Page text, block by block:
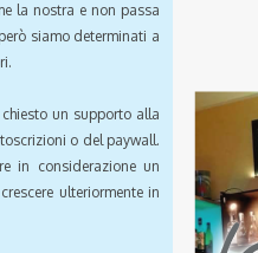
la nostra e non passa
siamo determinati a
un supporto alla
o del paywall.
in considerazione un
ulteriormente in